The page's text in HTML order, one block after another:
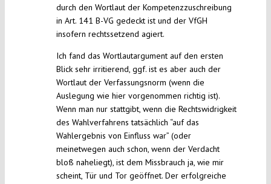
durch den Wortlaut der Kompetenzzuschreibung
in Art. 141 B-VG gedeckt ist und der VfGH
insofern rechtssetzend agiert.
Ich fand das Wortlautargument auf den ersten
Blick sehr irritierend, ggf. ist es aber auch der
Wortlaut der Verfassungsnorm (wenn die
Auslegung wie hier vorgenommen richtig ist).
Wenn man nur stattgibt, wenn die Rechtswidrigkeit
des Wahlverfahrens tatsächlich “auf das
Wahlergebnis von Einfluss war” (oder
meinetwegen auch schon, wenn der Verdacht
bloß naheliegt), ist dem Missbrauch ja, wie mir
scheint, Tür und Tor geöffnet. Der erfolgreiche